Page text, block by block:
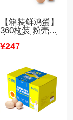
【箱装鲜鸡蛋】
360枚装 粉壳褐
壳鸡蛋 整箱出售
30斤-47斤装
¥247